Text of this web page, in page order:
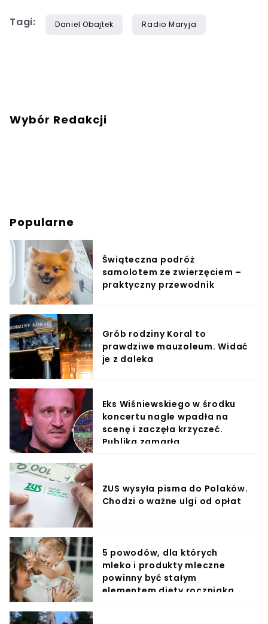
Tagi: Daniel Obajtek Radio Maryja
Wybór Redakcji
Popularne
Świąteczna podróż
samolotem ze zwierzęciem –
praktyczny przewodnik
Grób rodziny Koral to
prawdziwe mauzoleum. Widać
je z daleka
Eks Wiśniewskiego w środku
koncertu nagle wpadła na
scenę i zaczęła krzyczeć.
Publika zamarła
ZUS wysyła pisma do Polaków.
Chodzi o ważne ulgi od opłat
5 powodów, dla których
mleko i produkty mleczne
powinny być stałym
elementem diety roczniaka